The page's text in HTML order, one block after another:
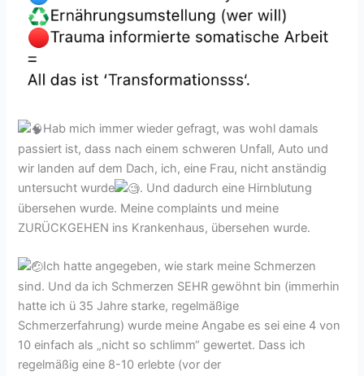
Hab mich immer wieder gefragt, was wohl damals
passiert ist, dass nach einem schweren Unfall, Auto und
wir landen auf dem Dach, ich, eine Frau, nicht anständig
untersucht wurde
. Und dadurch eine Hirnblutung
übersehen wurde. Meine complaints und meine
ZURÜCKGEHEN ins Krankenhaus, übersehen wurde.
Ich hatte angegeben, wie stark meine Schmerzen
sind. Und da ich Schmerzen SEHR gewöhnt bin (immerhin
hatte ich ü 35 Jahre starke, regelmäßige
Schmerzerfahrung) wurde meine Angabe es sei eine 4 von
10 einfach als „nicht so schlimm“ gewertet. Dass ich
regelmäßig eine 8-10 erlebte (vor der